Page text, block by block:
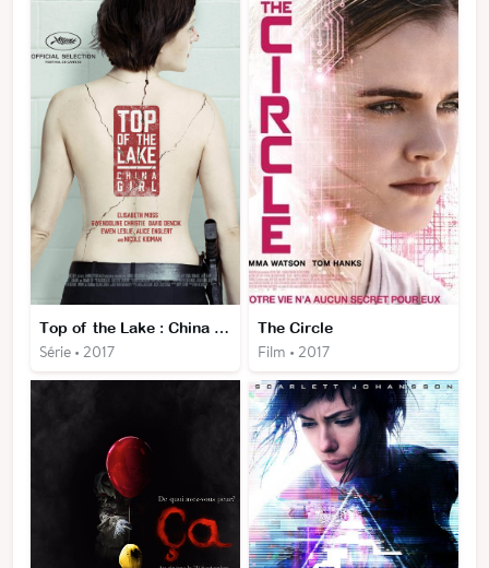
Top of the Lake : China Girl
Série • 2017
The Circle
Film • 2017